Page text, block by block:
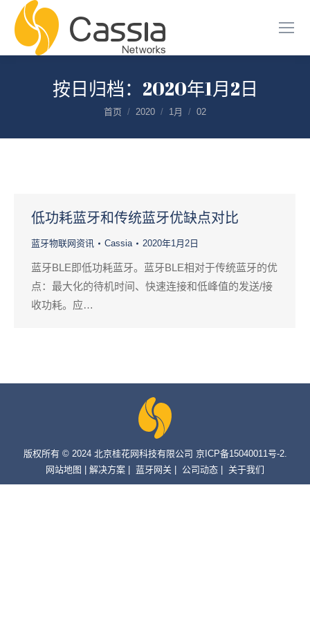
按日归档： 2020年1月2日
您在这里：
首页 2020 1月 02
低功耗蓝牙和传统蓝牙优缺点对比
蓝牙物联网资讯 Cassia 2020年1月2日
蓝牙BLE即低功耗蓝牙。蓝牙BLE相对于传统蓝牙的优
点：最大化的待机时间、快速连接和低峰值的发送/接
收功耗。应…
版权所有 © 2024 北京桂花网科技有限公司 京ICP备15040011号-2.
网站地图
解决方案 蓝牙网关 公司动态 关于我们